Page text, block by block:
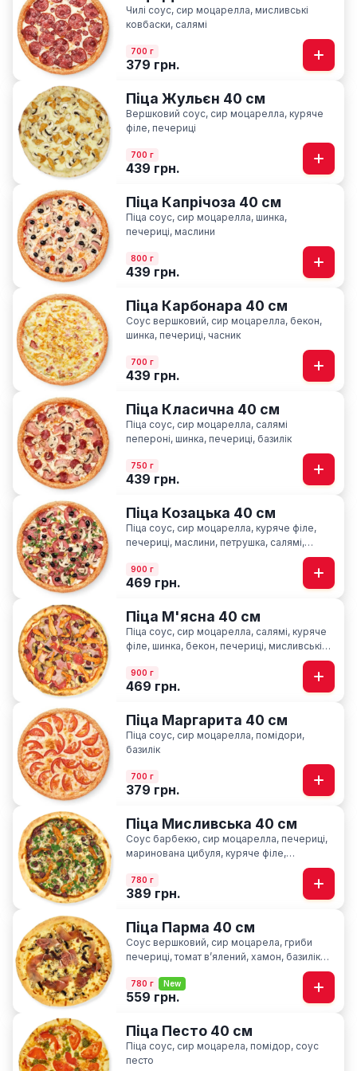
Чилі соус, сир моцарелла, мисливські
ковбаски, салямі
700 г
379 грн.
Піца Жульєн 40 см
Вершковий соус, сир моцарелла, куряче
філе, печериці
700 г
439 грн.
Піца Капрічоза 40 см
Піца соус, сир моцарелла, шинка,
печериці, маслини
800 г
439 грн.
Піца Карбонара 40 см
Соус вершковий, сир моцарелла, бекон,
шинка, печериці, часник
700 г
439 грн.
Піца Класична 40 см
Піца соус, сир моцарелла, салямі
пепероні, шинка, печериці, базилік
750 г
439 грн.
Піца Козацька 40 см
Піца соус, сир моцарелла, куряче філе,
печериці, маслини, петрушка, салямі,
900 г
469 грн.
Піца М'ясна 40 см
Піца соус, сир моцарелла, салямі, куряче
філе, шинка, бекон, печериці, мисливські
900 г
469 грн.
Піца Маргарита 40 см
Піца соус, сир моцарелла, помідори,
базилік
700 г
379 грн.
Піца Мисливська 40 см
Соус барбекю, сир моцарелла, печериці,
маринована цибуля, куряче філе,
мисливські ковбаски, ароматна петрушка
780 г
389 грн.
Піца Парма 40 см
Соус вершковий, сир моцарела, гриби
печериці, томат вʼялений, хамон, базилік
780 г New
559 грн.
Піца Песто 40 см
Піца соус, сир моцарела, помідор, соус
песто